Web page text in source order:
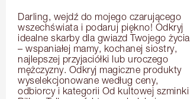
Darling, wejdź do mojego czarującego
wszechświata i podaruj piękno! Odkryj
idealne skarby dla gwiazd Twojego życia
– wspaniałej mamy, kochanej siostry,
najlepszej przyjaciółki lub uroczego
mężczyzny. Odkryj magiczne produkty
wyselekcjonowane według ceny,
odbiorcy i kategorii Od kultowej szminki